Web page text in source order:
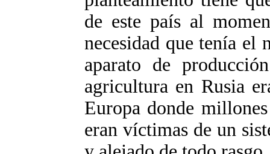
de este país al
necesidad que tenía el
aparato de
agricultura en Rusia
Europa donde
eran víctimas de un